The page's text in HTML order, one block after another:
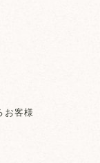
お客様